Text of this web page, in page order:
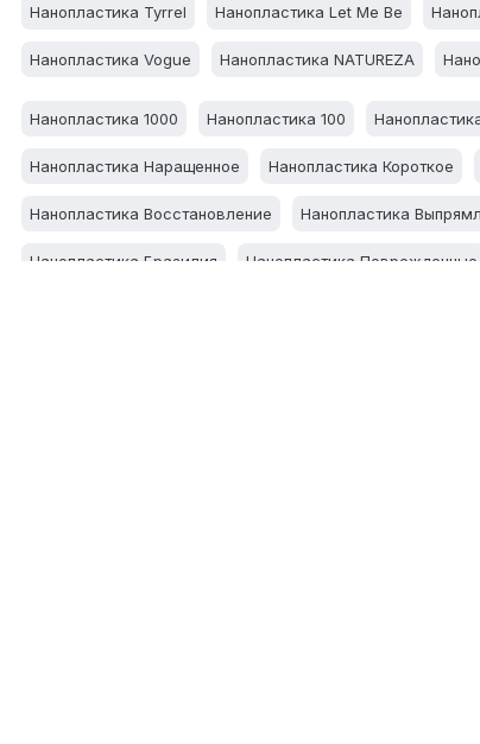
Нанопластика Tyrrel Нанопластика Let Me Be
Нанопластика Vogue Нанопластика NATUREZA
Нанопластика 1000 Нанопластика 100
Нанопластика Наращенное Нанопластика Короткое
Нанопластика Восстановление Нанопластика
Нанопластика Бразилия Нанопластика Поврежденные